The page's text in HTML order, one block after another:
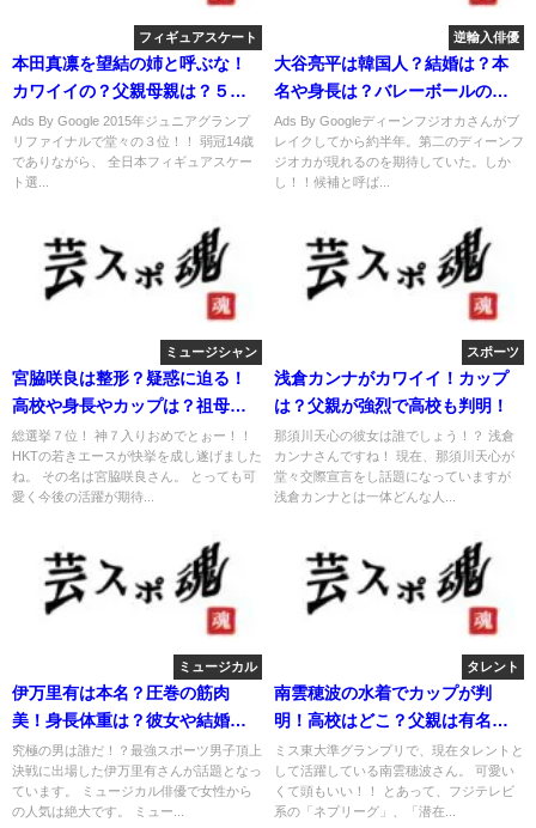
フィギュアスケート
本田真凛を望結の姉と呼ぶな！
カワイイの？父親母親は？５人
兄弟？
Ads By Google 2015年ジュニアグランプ
リファイナルで堂々の３位！！ 弱冠14歳
でありながら、 全日本フィギュアスケー
ト選...
逆輸入俳優
大谷亮平は韓国人？結婚は？本
名や身長は？バレーボールの実
力は？
Ads By Googleディーンフジオカさんがブ
レイクしてから約半年。第二のディーンフ
ジオカが現れるのを期待していた。しか
し！！候補と呼ば...
ミュージシャン
宮脇咲良は整形？疑惑に迫る！
高校や身長やカップは？祖母年
齢に驚愕！
総選挙７位！ 神７入りおめでとぉー！！
HKTの若きエースが快挙を成し遂げました
ね。 その名は宮脇咲良さん。 とっても可
愛く今後の活躍が期待...
スポーツ
浅倉カンナがカワイイ！カップ
は？父親が強烈で高校も判明！
那須川天心の彼女は誰でしょう！？ 浅倉
カンナさんですね！ 現在、那須川天心が
堂々交際宣言をし話題になっていますが
浅倉カンナとは一体どんな人...
ミュージカル
伊万里有は本名？圧巻の筋肉
美！身長体重は？彼女や結婚
は？
究極の男は誰だ！？最強スポーツ男子頂上
決戦に出場した伊万里有さんが話題となっ
ています。 ミュージカル俳優で女性から
の人気は絶大です。 ミュー...
タレント
南雲穂波の水着でカップが判
明！高校はどこ？父親は有名人
なのか？
ミス東大準グランプリで、現在タレントと
して活躍している南雲穂波さん。 可愛い
くて頭もいい！！ とあって、フジテレビ
系の「ネプリーグ」、「潜在...